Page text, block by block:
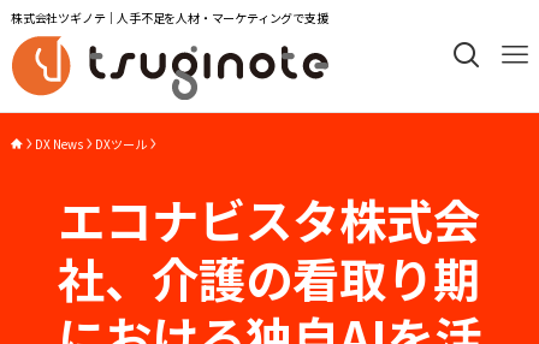
株式会社ツギノテ｜人手不足を人材・マーケティングで支援
DX News DXツール
エコナビスタ株式会
社、介護の看取り期